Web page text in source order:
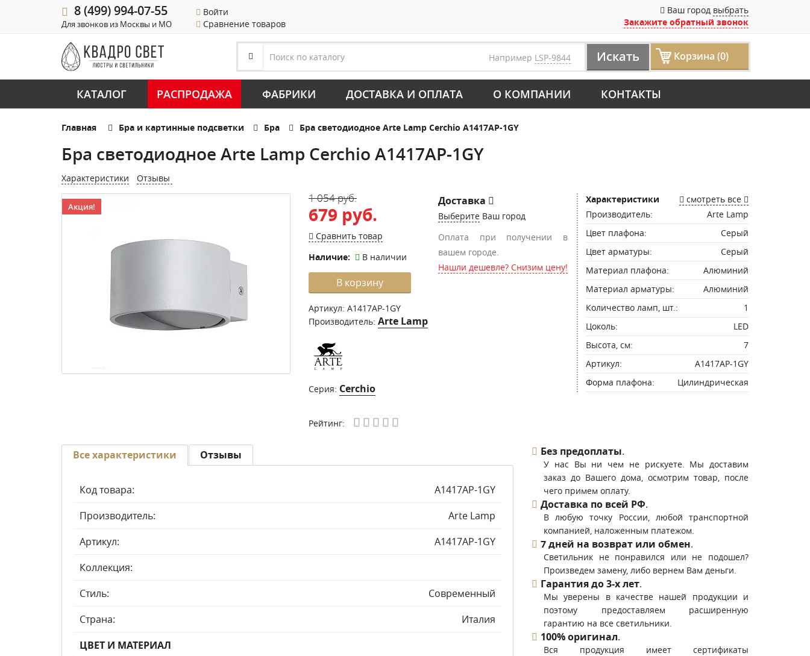
8 (499) 994-07-55
Для звонков из Москвы и МО
Войти
Сравнение товаров
Ваш город выбрать
Закажите обратный звонок
Например LSP-9844 Искать Корзина (0)
КАТАЛОГ РАСПРОДАЖА ФАБРИКИ ДОСТАВКА И ОПЛАТА О КОМПАНИИ КОНТАКТЫ
Главная Бра и картинные подсветки Бра Бра светодиодное Arte Lamp Cerchio A1417AP-1GY
Бра светодиодное Arte Lamp Cerchio A1417AP-1GY
Характеристики Отзывы
Акция!
1 054 руб.
679 руб.
Сравнить товар
Наличие:
В наличии
В корзину
Артикул: A1417AP-1GY
Производитель: Arte Lamp
Серия: Cerchio
Доставка
Выберите Ваш город
Оплата при получении в
вашем городе.
Нашли дешевле? Снизим цену!
Рейтинг:
Характеристики
смотреть все
Производитель:
Arte Lamp
Цвет плафона:
Серый
Цвет арматуры:
Серый
Материал плафона:
Алюминий
Материал арматуры:
Алюминий
Количество ламп, шт.:
1
Цоколь:
LED
Высота, см:
7
Артикул:
A1417AP-1GY
Форма плафона:
Цилиндрическая
Все характеристики
Код товара:
A1417AP-1GY
Производитель:
Arte Lamp
Артикул:
A1417AP-1GY
Коллекция:
Стиль:
Современный
Страна:
Италия
ЦВЕТ И МАТЕРИАЛ
Отзывы Без предоплаты.
У нас Вы ни чем не рискуете. Мы доставим
заказ до Вашего дома, осмотрим товар, после
чего примем оплату.
Доставка по всей РФ.
В любую точку России, любой транспортной
компанией, наложенным платежом.
7 дней на возврат или обмен.
Светильник не понравился или не подошел?
Произведем замену, либо вернем Вам деньги.
Гарантия до 3-х лет.
Мы уверены в качестве нашей продукции и
поэтому предоставляем расширенную
гарантию на все светильники.
100% оригинал.
Вся продукция имеет сертификаты